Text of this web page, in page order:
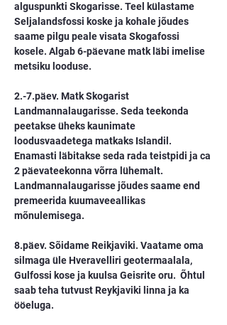
alguspunkti Skogarisse. Teel külastame
Seljalandsfossi koske ja kohale jõudes
saame pilgu peale visata Skogafossi
kosele. Algab 6-päevane matk läbi imelise
metsiku looduse.
2.-7.päev. Matk Skogarist
Landmannalaugarisse. Seda teekonda
peetakse üheks kaunimate
loodusvaadetega matkaks Islandil.
Enamasti läbitakse seda rada teistpidi ja ca
2 päevateekonna võrra lühemalt.
Landmannalaugarisse jõudes saame end
premeerida kuumaveeallikas
mõnulemisega.
8.päev. Sõidame Reikjaviki. Vaatame oma
silmaga üle Hveravelliri geotermaalala,
Gulfossi kose ja kuulsa Geisrite oru.  Õhtul
saab teha tutvust Reykjaviki linna ja ka
ööeluga.